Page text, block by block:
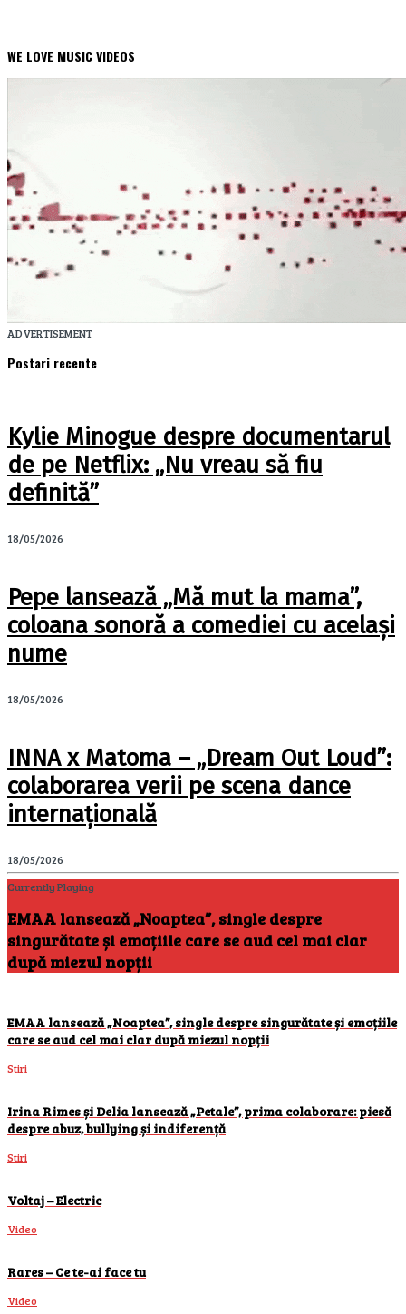
WE LOVE MUSIC VIDEOS
ADVERTISEMENT
Postari recente
Kylie Minogue despre documentarul
de pe Netflix: „Nu vreau să fiu
definită”
18/05/2026
Pepe lansează „Mă mut la mama”,
coloana sonoră a comediei cu același
nume
18/05/2026
INNA x Matoma – „Dream Out Loud”:
colaborarea verii pe scena dance
internațională
18/05/2026
Currently Playing
EMAA lansează „Noaptea”, single despre
singurătate și emoțiile care se aud cel mai clar
după miezul nopții
EMAA lansează „Noaptea”, single despre singurătate și emoțiile
care se aud cel mai clar după miezul nopții
Stiri
Irina Rimes și Delia lansează „Petale”, prima colaborare: piesă
despre abuz, bullying și indiferență
Stiri
Voltaj – Electric
Video
Rares – Ce te-ai face tu
Video